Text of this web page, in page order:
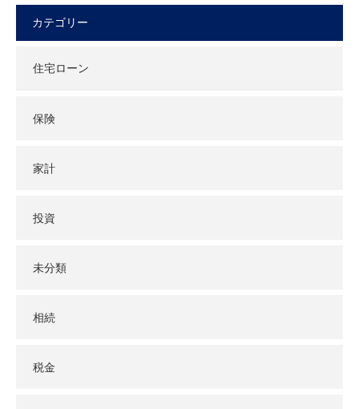
カテゴリー
住宅ローン
保険
家計
投資
未分類
相続
税金